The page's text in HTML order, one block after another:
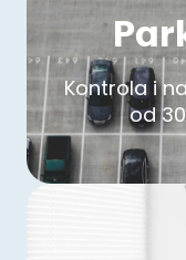
Kontrola i
od